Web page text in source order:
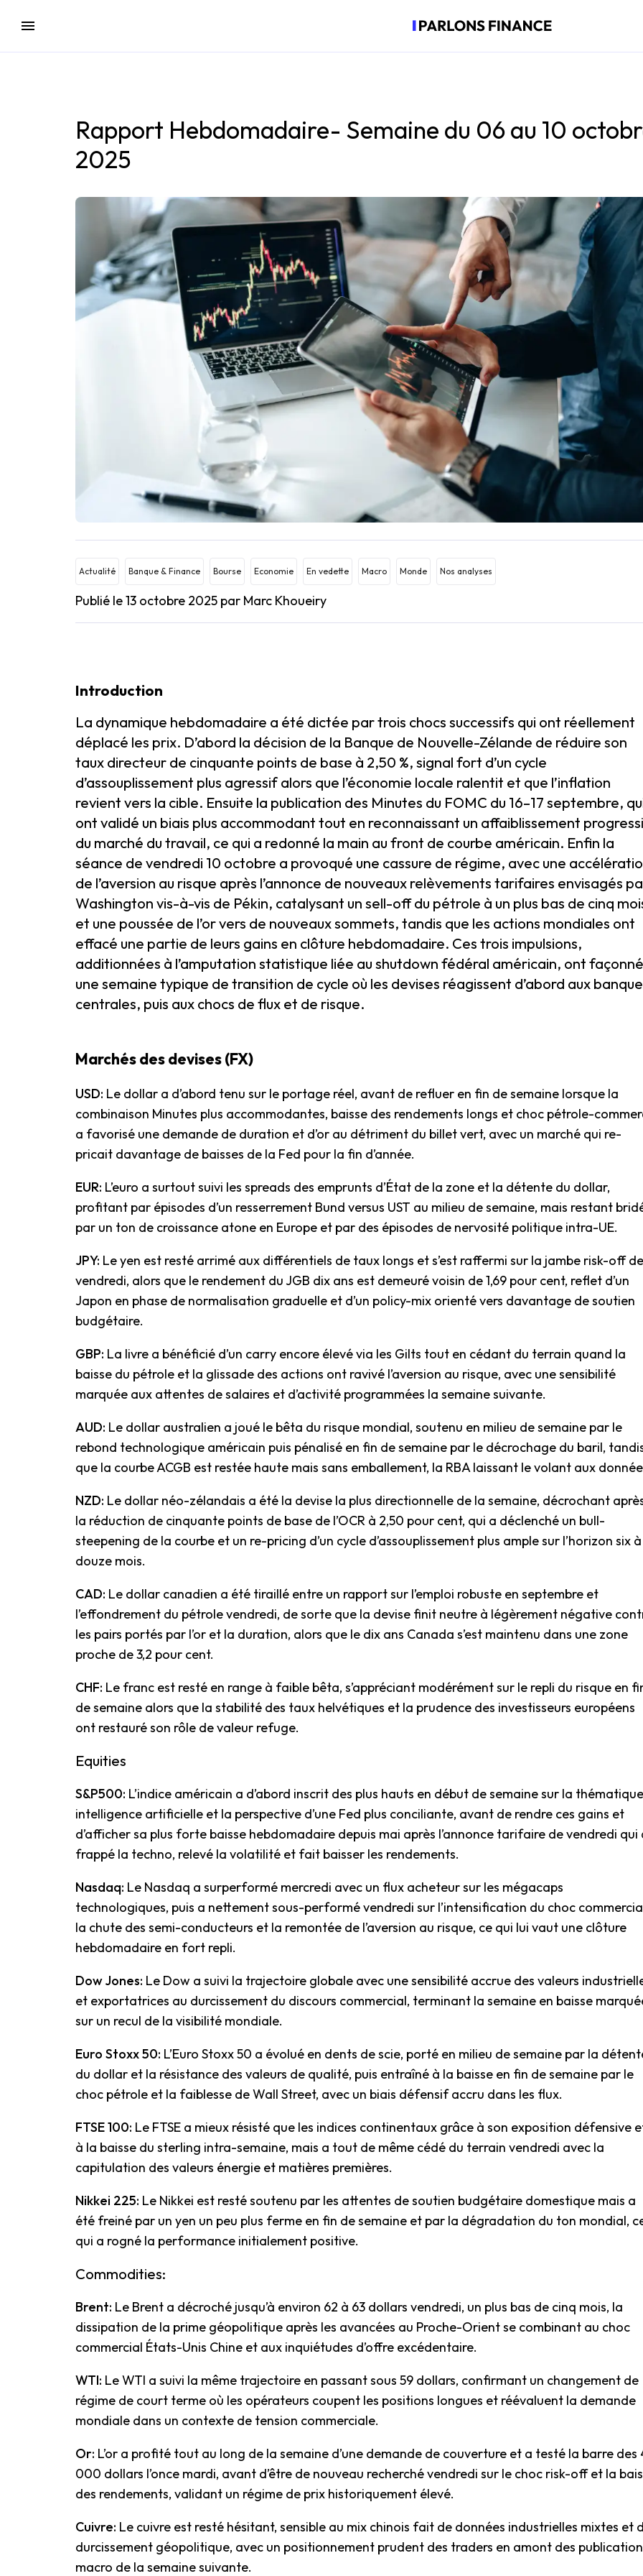
Rapport Hebdomadaire- Semaine du 06 au 10
2025
Actualité Banque & Finance Bourse Economie En vedette Macro Monde Nos analyses
Publié le 13 octobre 2025 par Marc Khoueiry
Introduction
La dynamique hebdomadaire a été dictée par trois chocs successifs qui ont réellement
déplacé les prix. D’abord la décision de la Banque de Nouvelle-Zélande de réduire son
taux directeur de cinquante points de base à 2,50 %, signal fort d’un cycle
d’assouplissement plus agressif alors que l’économie locale ralentit et que l’inflation
revient vers la cible. Ensuite la publication des Minutes du FOMC du 16–17 septembre,
ont validé un biais plus accommodant tout en reconnaissant un affaiblissement
du marché du travail, ce qui a redonné la main au front de courbe américain. Enfin la
séance de vendredi 10 octobre a provoqué une cassure de régime, avec une
de l’aversion au risque après l’annonce de nouveaux relèvements tarifaires envisagés
Washington vis-à-vis de Pékin, catalysant un sell-off du pétrole à un plus bas de cinq
et une poussée de l’or vers de nouveaux sommets, tandis que les actions mondiales ont
effacé une partie de leurs gains en clôture hebdomadaire. Ces trois impulsions,
additionnées à l’amputation statistique liée au shutdown fédéral américain, ont façonné
une semaine typique de transition de cycle où les devises réagissent d’abord aux
centrales, puis aux chocs de flux et de risque.
Marchés des devises (FX)
USD: Le dollar a d’abord tenu sur le portage réel, avant de refluer en fin de semaine lorsque la
combinaison Minutes plus accommodantes, baisse des rendements longs et choc pétrole-
a favorisé une demande de duration et d’or au détriment du billet vert, avec un marché qui re-
pricait davantage de baisses de la Fed pour la fin d’année.
EUR: L’euro a surtout suivi les spreads des emprunts d’État de la zone et la détente du dollar,
profitant par épisodes d’un resserrement Bund versus UST au milieu de semaine, mais restant
par un ton de croissance atone en Europe et par des épisodes de nervosité politique intra-UE.
JPY: Le yen est resté arrimé aux différentiels de taux longs et s’est raffermi sur la jambe risk-off de
vendredi, alors que le rendement du JGB dix ans est demeuré voisin de 1,69 pour cent, reflet d’un
Japon en phase de normalisation graduelle et d’un policy-mix orienté vers davantage de soutien
budgétaire.
GBP: La livre a bénéficié d’un carry encore élevé via les Gilts tout en cédant du terrain quand la
baisse du pétrole et la glissade des actions ont ravivé l’aversion au risque, avec une sensibilité
marquée aux attentes de salaires et d’activité programmées la semaine suivante.
AUD: Le dollar australien a joué le bêta du risque mondial, soutenu en milieu de semaine par le
rebond technologique américain puis pénalisé en fin de semaine par le décrochage du baril,
que la courbe ACGB est restée haute mais sans emballement, la RBA laissant le volant aux
NZD: Le dollar néo-zélandais a été la devise la plus directionnelle de la semaine, décrochant
la réduction de cinquante points de base de l’OCR à 2,50 pour cent, qui a déclenché un bull-
steepening de la courbe et un re-pricing d’un cycle d’assouplissement plus ample sur l’horizon six à
douze mois.
CAD: Le dollar canadien a été tiraillé entre un rapport sur l’emploi robuste en septembre et
l’effondrement du pétrole vendredi, de sorte que la devise finit neutre à légèrement négative
les pairs portés par l’or et la duration, alors que le dix ans Canada s’est maintenu dans une zone
proche de 3,2 pour cent.
CHF: Le franc est resté en range à faible bêta, s’appréciant modérément sur le repli du risque en
de semaine alors que la stabilité des taux helvétiques et la prudence des investisseurs européens
ont restauré son rôle de valeur refuge.
Equities
S&P500: L’indice américain a d’abord inscrit des plus hauts en début de semaine sur la thématique
intelligence artificielle et la perspective d’une Fed plus conciliante, avant de rendre ces gains et
d’afficher sa plus forte baisse hebdomadaire depuis mai après l’annonce tarifaire de vendredi qui
frappé la techno, relevé la volatilité et fait baisser les rendements.
Nasdaq: Le Nasdaq a surperformé mercredi avec un flux acheteur sur les mégacaps
technologiques, puis a nettement sous-performé vendredi sur l’intensification du choc
la chute des semi-conducteurs et la remontée de l’aversion au risque, ce qui lui vaut une clôture
hebdomadaire en fort repli.
Dow Jones: Le Dow a suivi la trajectoire globale avec une sensibilité accrue des valeurs
et exportatrices au durcissement du discours commercial, terminant la semaine en baisse
sur un recul de la visibilité mondiale.
Euro Stoxx 50: L’Euro Stoxx 50 a évolué en dents de scie, porté en milieu de semaine par la
du dollar et la résistance des valeurs de qualité, puis entraîné à la baisse en fin de semaine par le
choc pétrole et la faiblesse de Wall Street, avec un biais défensif accru dans les flux.
FTSE 100: Le FTSE a mieux résisté que les indices continentaux grâce à son exposition défensive
à la baisse du sterling intra-semaine, mais a tout de même cédé du terrain vendredi avec la
capitulation des valeurs énergie et matières premières.
Nikkei 225: Le Nikkei est resté soutenu par les attentes de soutien budgétaire domestique mais a
été freiné par un yen un peu plus ferme en fin de semaine et par la dégradation du ton mondial,
qui a rogné la performance initialement positive.
Commodities:
Brent: Le Brent a décroché jusqu’à environ 62 à 63 dollars vendredi, un plus bas de cinq mois, la
dissipation de la prime géopolitique après les avancées au Proche-Orient se combinant au choc
commercial États-Unis Chine et aux inquiétudes d’offre excédentaire.
WTI: Le WTI a suivi la même trajectoire en passant sous 59 dollars, confirmant un changement de
régime de court terme où les opérateurs coupent les positions longues et réévaluent la demande
mondiale dans un contexte de tension commerciale.
Or: L’or a profité tout au long de la semaine d’une demande de couverture et a testé la barre des
000 dollars l’once mardi, avant d’être de nouveau recherché vendredi sur le choc risk-off et la
des rendements, validant un régime de prix historiquement élevé.
Cuivre: Le cuivre est resté hésitant, sensible au mix chinois fait de données industrielles mixtes et
durcissement géopolitique, avec un positionnement prudent des traders en amont des
macro de la semaine suivante.